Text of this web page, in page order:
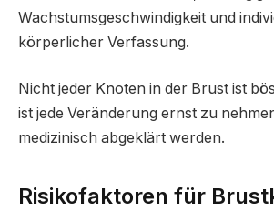
Wachstumsgeschwindigkeit und
körperlicher Verfassung.
Nicht jeder Knoten in der Brust ist
ist jede Veränderung ernst zu
medizinisch abgeklärt werden.
Risikofaktoren für